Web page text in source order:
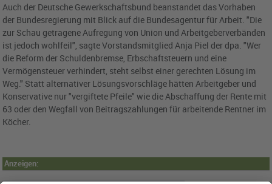
Auch der Deutsche Gewerkschaftsbund beanstandet das Vorhaben
der Bundesregierung mit Blick auf die Bundesagentur für Arbeit. "Die
zur Schau getragene Aufregung von Union und Arbeitgeberverbänden
ist jedoch wohlfeil", sagte Vorstandsmitglied Anja Piel der dpa. "Wer
die Reform der Schuldenbremse, Erbschaftsteuern und eine
Vermögensteuer verhindert, steht selbst einer gerechten Lösung im
Weg." Statt alternativer Lösungsvorschläge hätten Arbeitgeber und
Konservative nur "vergiftete Pfeile" wie die Abschaffung der Rente mit
63 oder den Wegfall von Beitragszahlungen für arbeitende Rentner im
Köcher.
Anzeigen: